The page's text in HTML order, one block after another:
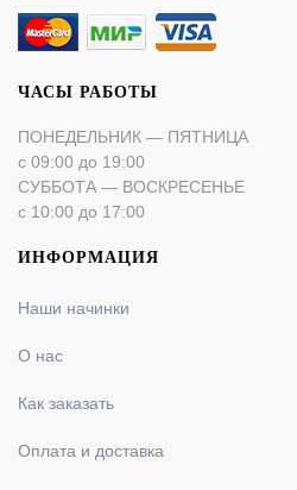
ЧАСЫ РАБОТЫ
ПОНЕДЕЛЬНИК — ПЯТНИЦА
с 09:00 до 19:00
СУББОТА — ВОСКРЕСЕНЬЕ
с 10:00 до 17:00
ИНФОРМАЦИЯ
Наши начинки
О нас
Как заказать
Оплата и доставка